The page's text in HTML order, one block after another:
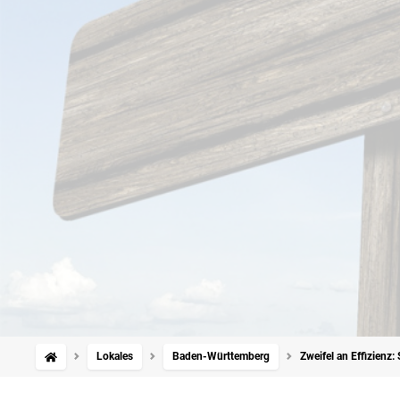
Lokales Baden-Württemberg Zweifel an Effizienz: